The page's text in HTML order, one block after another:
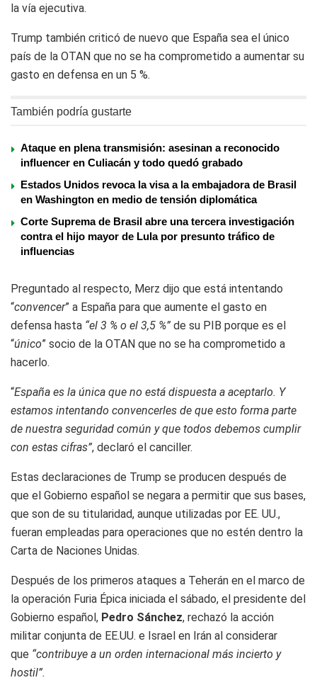
la vía ejecutiva.
Trump también criticó de nuevo que España sea el único
país de la OTAN que no se ha comprometido a aumentar su
gasto en defensa en un 5 %.
También podría gustarte
Ataque en plena transmisión: asesinan a reconocido
influencer en Culiacán y todo quedó grabado
Estados Unidos revoca la visa a la embajadora de Brasil
en Washington en medio de tensión diplomática
Corte Suprema de Brasil abre una tercera investigación
contra el hijo mayor de Lula por presunto tráfico de
influencias
Preguntado al respecto, Merz dijo que está intentando
“convencer” a España para que aumente el gasto en
defensa hasta “el 3 % o el 3,5 %” de su PIB porque es el
“único” socio de la OTAN que no se ha comprometido a
hacerlo.
“España es la única que no está dispuesta a aceptarlo. Y
estamos intentando convencerles de que esto forma parte
de nuestra seguridad común y que todos debemos cumplir
con estas cifras”, declaró el canciller.
Estas declaraciones de Trump se producen después de
que el Gobierno español se negara a permitir que sus bases,
que son de su titularidad, aunque utilizadas por EE. UU.,
fueran empleadas para operaciones que no estén dentro la
Carta de Naciones Unidas.
Después de los primeros ataques a Teherán en el marco de
la operación Furia Épica iniciada el sábado, el presidente del
Gobierno español, Pedro Sánchez, rechazó la acción
militar conjunta de EE.UU. e Israel en Irán al considerar
que “contribuye a un orden internacional más incierto y
hostil”.